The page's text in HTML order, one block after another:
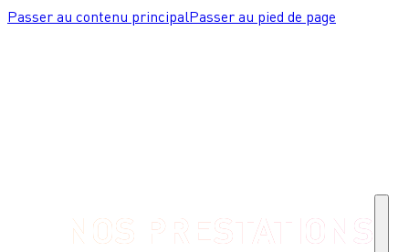
Passer au contenu principalPasser au pied de page
NOS PRESTATIONS